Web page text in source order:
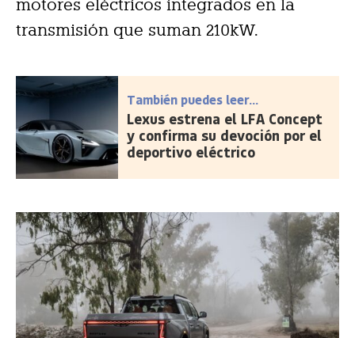
motores eléctricos integrados en la
transmisión que suman 210kW.
También puedes leer...
Lexus estrena el LFA Concept
y confirma su devoción por el
deportivo eléctrico